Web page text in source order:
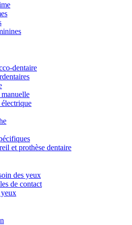
dentaire
manuelle
électrique
et prothèse dentaire
des yeux
de contact